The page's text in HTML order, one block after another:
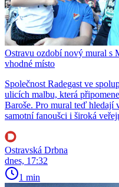
Ostravu ozdobí nový mural s
vhodné místo
Společnost Radegast ve
ulicích malbu, která
Baroše. Pro mural teď hledají
samotní fanoušci i široká
Ostravská Drbna
dnes, 17:32
1 min